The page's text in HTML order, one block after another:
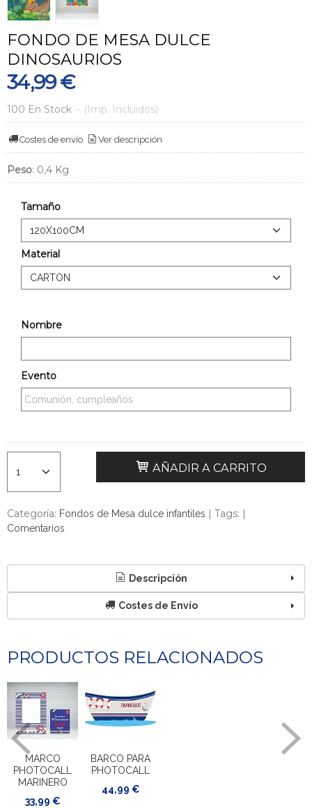
FONDO DE MESA DULCE
DINOSAURIOS
34,99 €
100 En Stock - (Imp. Incluidos)
Costes de envío Ver descripción
Peso: 0,4 Kg
Tamaño
Material
Nombre
Evento
AÑADIR A CARRITO
Categoría: Fondos de Mesa dulce infantiles | Tags: |
Comentarios
Descripción
Costes de Envío
PRODUCTOS RELACIONADOS
MARCO
PHOTOCALL
MARINERO
33,99 €
BARCO PARA
PHOTOCALL
44,99 €